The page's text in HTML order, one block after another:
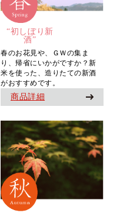
“初しぼり新
酒”
春のお花見や、ＧＷの集ま
り、帰省にいかがですか？新
米を使った、造りたての新酒
がおすすめです。
商品詳細